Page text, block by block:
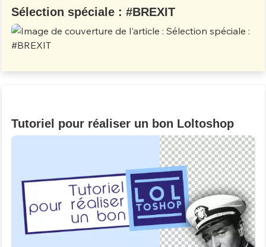
Sélection spéciale : #BREXIT
Tutoriel pour réaliser un bon Loltoshop